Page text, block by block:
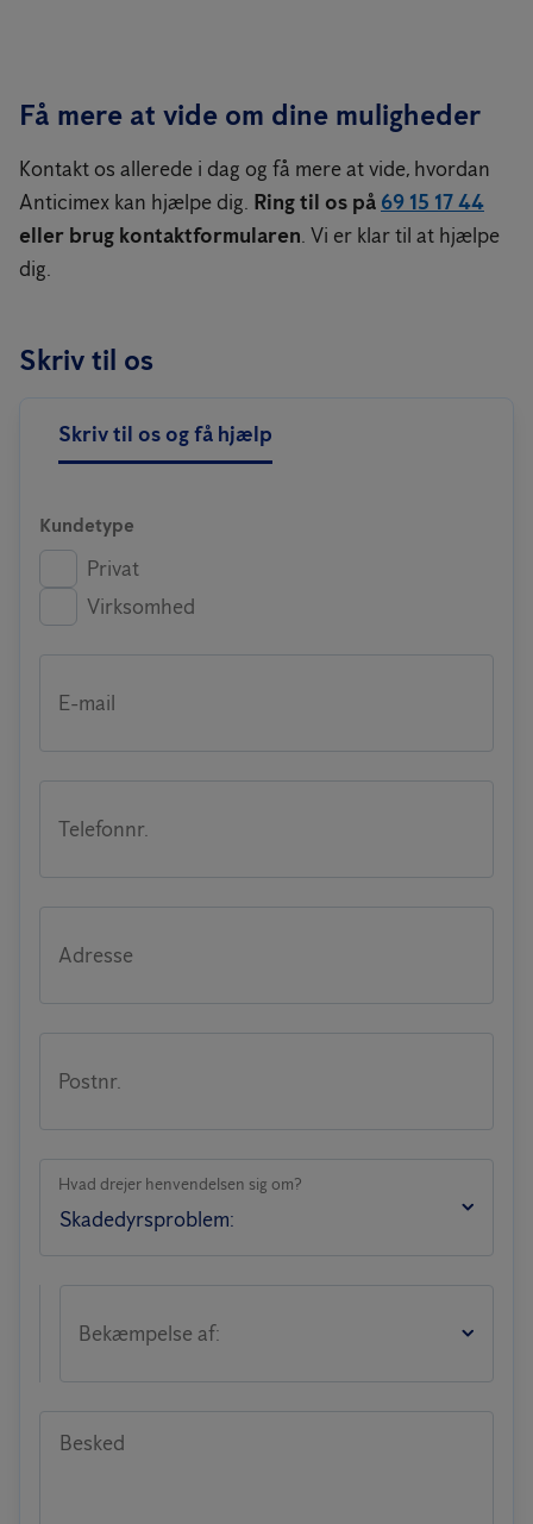
Få mere at vide om dine muligheder
Kontakt os allerede i dag og få mere at vide, hvordan
Anticimex kan hjælpe dig. Ring til os på 69 15 17 44
eller brug kontaktformularen. Vi er klar til at hjælpe
dig.
Skriv til os
Skriv til os og få hjælp
Kundetype
Privat
Virksomhed
E-mail
Telefonnr.
Adresse
Postnr.
Hvad drejer henvendelsen sig om?
Bekæmpelse af:
Besked